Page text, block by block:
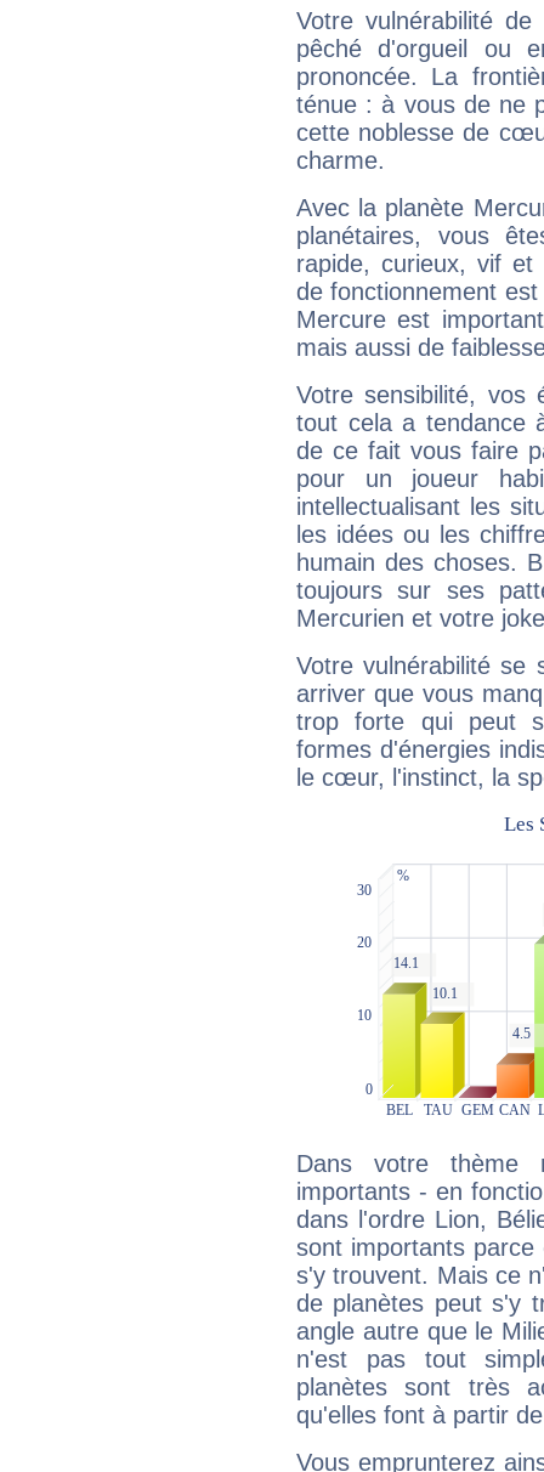
Votre vulnérabilité
pêché d'orgueil ou
prononcée. La
ténue : à vous de ne
cette noblesse de
charme.
Avec la planète
planétaires, vous
rapide, curieux, vif et
de fonctionnement
Mercure est
mais aussi de
Votre sensibilité,
tout cela a tendance
de ce fait vous faire
pour un joueur
intellectualisant les
les idées ou les
humain des choses.
toujours sur ses
Mercurien et votre
Votre vulnérabilité se
arriver que vous
trop forte qui peut
formes d'énergies
le cœur, l'instinct, la
Dans votre thème
importants - en
dans l'ordre Lion,
sont importants parce
s'y trouvent. Mais ce
de planètes peut s'y
angle autre que le
n'est pas tout
planètes sont très
qu'elles font à partir
Vous emprunterez